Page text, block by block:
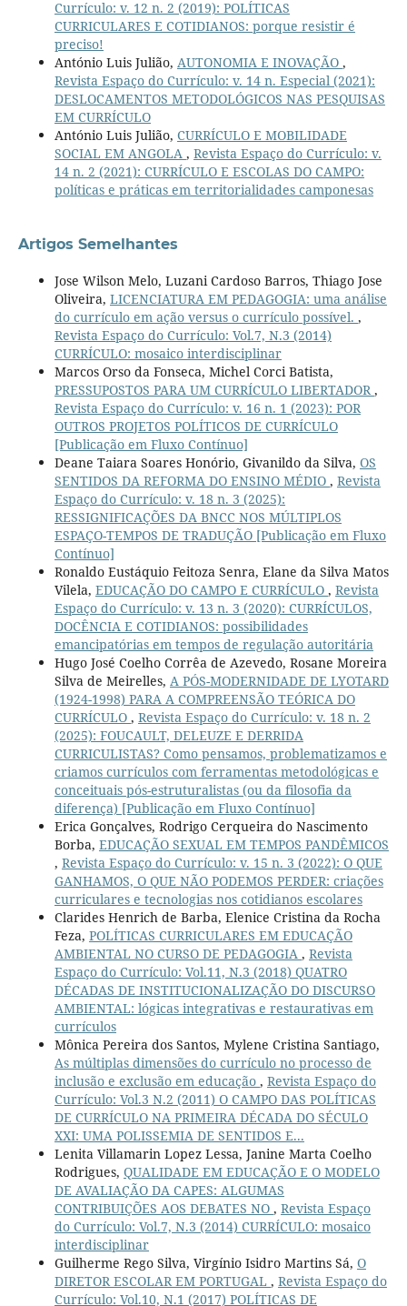
Currículo: v. 12 n. 2 (2019): POLÍTICAS
CURRICULARES E COTIDIANOS: porque resistir é
preciso!
António Luis Julião, AUTONOMIA E INOVAÇÃO ,
Revista Espaço do Currículo: v. 14 n. Especial (2021):
DESLOCAMENTOS METODOLÓGICOS NAS PESQUISAS
EM CURRÍCULO
António Luis Julião, CURRÍCULO E MOBILIDADE
SOCIAL EM ANGOLA , Revista Espaço do Currículo: v.
14 n. 2 (2021): CURRÍCULO E ESCOLAS DO CAMPO:
políticas e práticas em territorialidades camponesas
Artigos Semelhantes
Jose Wilson Melo, Luzani Cardoso Barros, Thiago Jose
Oliveira, LICENCIATURA EM PEDAGOGIA: uma análise
do currículo em ação versus o currículo possível. ,
Revista Espaço do Currículo: Vol.7, N.3 (2014)
CURRÍCULO: mosaico interdisciplinar
Marcos Orso da Fonseca, Michel Corci Batista,
PRESSUPOSTOS PARA UM CURRÍCULO LIBERTADOR,
Revista Espaço do Currículo: v. 16 n. 1 (2023): POR
OUTROS PROJETOS POLÍTICOS DE CURRÍCULO
[Publicação em Fluxo Contínuo]
Deane Taiara Soares Honório, Givanildo da Silva, OS
SENTIDOS DA REFORMA DO ENSINO MÉDIO , Revista
Espaço do Currículo: v. 18 n. 3 (2025):
RESSIGNIFICAÇÕES DA BNCC NOS MÚLTIPLOS
ESPAÇO-TEMPOS DE TRADUÇÃO [Publicação em Fluxo
Contínuo]
Ronaldo Eustáquio Feitoza Senra, Elane da Silva Matos
Vilela, EDUCAÇÃO DO CAMPO E CURRÍCULO , Revista
Espaço do Currículo: v. 13 n. 3 (2020): CURRÍCULOS,
DOCÊNCIA E COTIDIANOS: possibilidades
emancipatórias em tempos de regulação autoritária
Hugo José Coelho Corrêa de Azevedo, Rosane Moreira
Silva de Meirelles, A PÓS-MODERNIDADE DE LYOTARD
(1924-1998) PARA A COMPREENSÃO TEÓRICA DO
CURRÍCULO , Revista Espaço do Currículo: v. 18 n. 2
(2025): FOUCAULT, DELEUZE E DERRIDA
CURRICULISTAS? Como pensamos, problematizamos e
criamos currículos com ferramentas metodológicas e
conceituais pós-estruturalistas (ou da filosofia da
diferença) [Publicação em Fluxo Contínuo]
Erica Gonçalves, Rodrigo Cerqueira do Nascimento
Borba, EDUCAÇÃO SEXUAL EM TEMPOS PANDÊMICOS
, Revista Espaço do Currículo: v. 15 n. 3 (2022): O QUE
GANHAMOS, O QUE NÃO PODEMOS PERDER: criações
curriculares e tecnologias nos cotidianos escolares
Clarides Henrich de Barba, Elenice Cristina da Rocha
Feza, POLÍTICAS CURRICULARES EM EDUCAÇÃO
AMBIENTAL NO CURSO DE PEDAGOGIA , Revista
Espaço do Currículo: Vol.11, N.3 (2018) QUATRO
DÉCADAS DE INSTITUCIONALIZAÇÃO DO DISCURSO
AMBIENTAL: lógicas integrativas e restaurativas em
currículos
Mônica Pereira dos Santos, Mylene Cristina Santiago,
As múltiplas dimensões do currículo no processo de
inclusão e exclusão em educação , Revista Espaço do
Currículo: Vol.3 N.2 (2011) O CAMPO DAS POLÍTICAS
DE CURRÍCULO NA PRIMEIRA DÉCADA DO SÉCULO
XXI: UMA POLISSEMIA DE SENTIDOS E...
Lenita Villamarin Lopez Lessa, Janine Marta Coelho
Rodrigues, QUALIDADE EM EDUCAÇÃO E O MODELO
DE AVALIAÇÃO DA CAPES: ALGUMAS
CONTRIBUIÇÕES AOS DEBATES NO , Revista Espaço
do Currículo: Vol.7, N.3 (2014) CURRÍCULO: mosaico
interdisciplinar
Guilherme Rego Silva, Virgínio Isidro Martins Sá, O
DIRETOR ESCOLAR EM PORTUGAL , Revista Espaço do
Currículo: Vol.10, N.1 (2017) POLÍTICAS DE